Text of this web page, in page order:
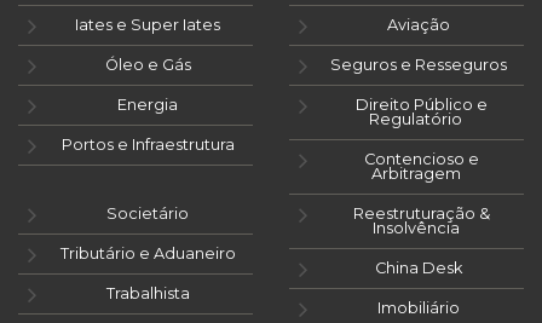
Iates e Super Iates
Óleo e Gás
Energia
Portos e Infraestrutura
Aviação
Seguros e Resseguros
Direito Público e
Regulatório
Contencioso e
Arbitragem
Societário
Tributário e Aduaneiro
Trabalhista
Reestruturação &
Insolvência
China Desk
Imobiliário